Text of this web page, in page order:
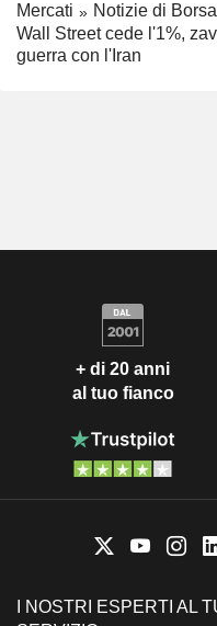
Mercati
Notizie di Borsa
Wall Street cede l'1%,
guerra con l'Iran
+ di 20 anni
al tuo fianco
I NOSTRI ESPERTI AL